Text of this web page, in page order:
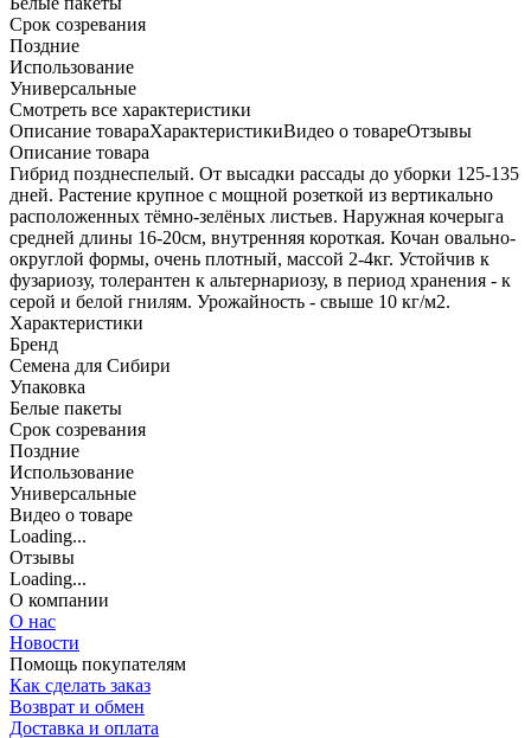
Срок созревания
Поздние
Использование
Универсальные
Cмотреть все характеристики
Описание товараХарактеристикиВидео о товареОтзывы
Описание товара
Гибрид позднеспелый. От высадки рассады до уборки 125-135
дней. Растение крупное с мощной розеткой из вертикально
расположенных тёмно-зелёных листьев. Наружная кочерыга
средней длины 16-20см, внутренняя короткая. Кочан овально-
округлой формы, очень плотный, массой 2-4кг. Устойчив к
фузариозу, толерантен к альтернариозу, в период хранения - к
серой и белой гнилям. Урожайность - свыше 10 кг/м2.
Характеристики
Бренд
Семена для Сибири
Упаковка
Белые пакеты
Срок созревания
Поздние
Использование
Универсальные
Видео о товаре
Loading...
Отзывы
Loading...
О компании
О нас
Новости
Помощь покупателям
Как сделать заказ
Возврат и обмен
Доставка и оплата